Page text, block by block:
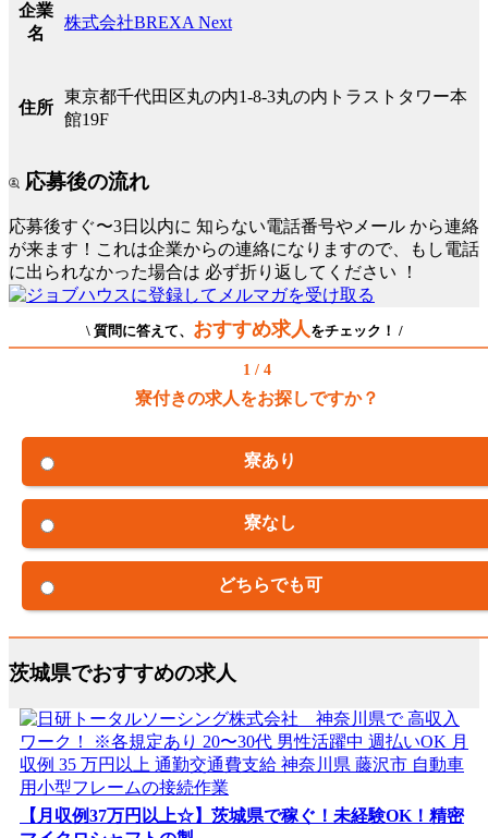
企業
名
株式会社BREXA Next
住所
東京都千代田区丸の内1-8-3丸の内トラストタワー本
館19F
応募後の流れ
応募後すぐ〜3日以内に 知らない電話番号やメール から連絡
が来ます！これは企業からの連絡になりますので、もし電話
に出られなかった場合は 必ず折り返してください ！
\ 質問に答えて、 おすすめ求人をチェック！ /
1 / 4
寮付きの求人をお探しですか？
寮あり
寮なし
どちらでも可
茨城県でおすすめの求人
【月収例37万円以上☆】茨城県で稼ぐ！未経験OK！精密